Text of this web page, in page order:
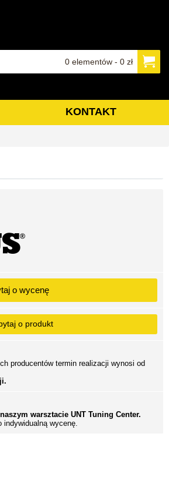
0 elementów - 0 zł
KONTAKT
o wycenę
o produkt
producentów termin realizacji wynosi od
warsztacie UNT Tuning Center.
indywidualną wycenę.